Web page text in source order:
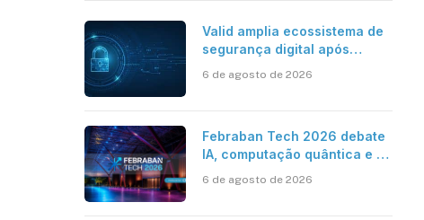
Valid amplia ecossistema de
segurança digital após
6 de agosto de 2026
Febraban Tech 2026 debate
IA, computação quântica e os
bancária
6 de agosto de 2026